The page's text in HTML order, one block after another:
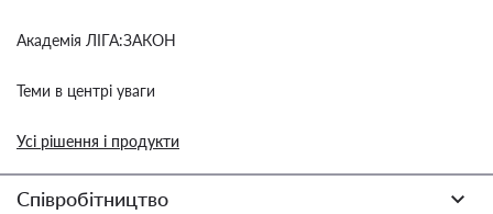
Академія ЛІГА:ЗАКОН
Теми в центрі уваги
Усі рішення і продукти
Співробітництво